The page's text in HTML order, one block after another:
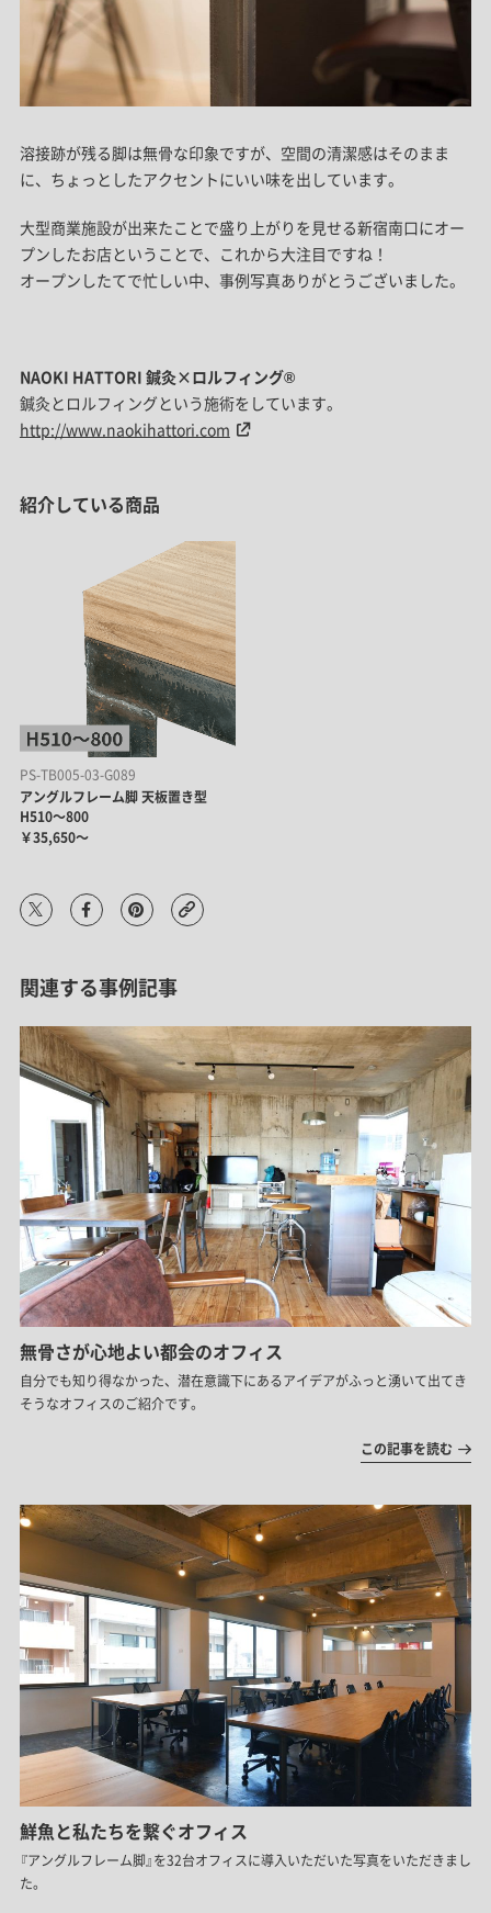
溶接跡が残る脚は無骨な印象ですが、空間の清潔感はそのまま
に、ちょっとしたアクセントにいい味を出しています。
大型商業施設が出来たことで盛り上がりを見せる新宿南口にオー
プンしたお店ということで、これから大注目ですね！
オープンしたてで忙しい中、事例写真ありがとうございました。
NAOKI HATTORI 鍼灸×ロルフィング®
鍼灸とロルフィングという施術をしています。
http://www.naokihattori.com
紹介している商品
PS-TB005-03-G089
アングルフレーム脚 天板置き型
H510～800
￥35,650～
関連する事例記事
無骨さが心地よい都会のオフィス
自分でも知り得なかった、潜在意識下にあるアイデアがふっと湧いて出てき
そうなオフィスのご紹介です。
この記事を読む
鮮魚と私たちを繋ぐオフィス
『アングルフレーム脚』を32台オフィスに導入いただいた写真をいただきまし
た。